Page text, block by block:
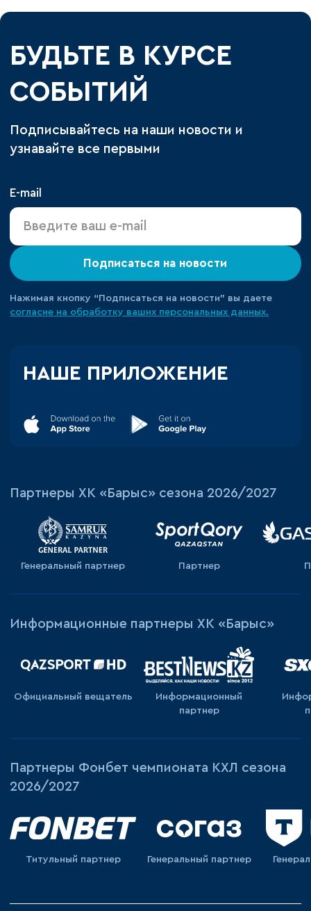
БУДЬТЕ В КУРСЕ
СОБЫТИЙ
Подписывайтесь на наши новости и
узнавайте все первыми
E-mail
Подписаться на новости
Нажимая кнопку “Подписаться на новости” вы даете
согласие на обработку ваших персональных данных.
НАШЕ ПРИЛОЖЕНИЕ
Партнеры ХК «Барыс» сезона 2026/2027
Генеральный партнер Партнер
Информационные партнеры ХК «Барыс»
Официальный вещатель
Информационный
партнер
Партнеры Фонбет чемпионата КХЛ сезона
2026/2027
Титульный партнер Генеральный партнер